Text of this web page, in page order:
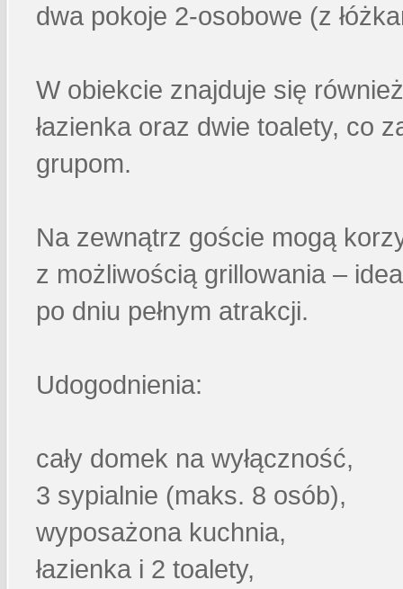
dwa pokoje 2-osobowe (z
W obiekcie znajduje się
łazienka oraz dwie toalety, co
grupom.
Na zewnątrz goście mogą
z możliwością grillowania –
po dniu pełnym atrakcji.
Udogodnienia:
cały domek na wyłączność,
3 sypialnie (maks. 8 osób),
wyposażona kuchnia,
łazienka i 2 toalety,